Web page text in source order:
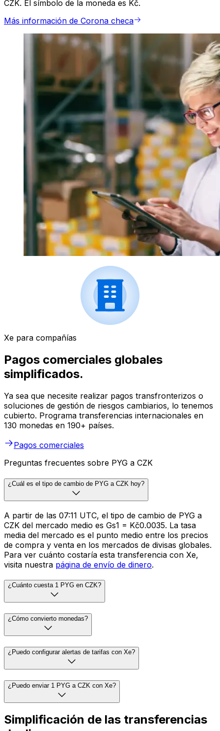
CZK. El símbolo de la moneda es Kč.
Más información de Corona checa
Xe para compañías
Pagos comerciales globales
simplificados.
Ya sea que necesite realizar pagos transfronterizos o
soluciones de gestión de riesgos cambiarios, lo tenemos
cubierto. Programa transferencias internacionales en
130 monedas en 190+ países.
Pagos comerciales
Preguntas frecuentes sobre PYG a CZK
¿Cuál es el tipo de cambio de PYG a CZK hoy?
A partir de las 07:11 UTC, el tipo de cambio de PYG a
CZK del mercado medio es Gs1 = Kč0.0035. La tasa
media del mercado es el punto medio entre los precios
de compra y venta en los mercados de divisas globales.
Para ver cuánto costaría esta transferencia con Xe,
visita nuestra página de envío de dinero.
¿Cuánto cuesta 1 PYG en CZK?
¿Cómo convierto monedas?
¿Puedo configurar alertas de tarifas con Xe?
¿Puedo enviar 1 PYG a CZK con Xe?
Simplificación de las transferencias